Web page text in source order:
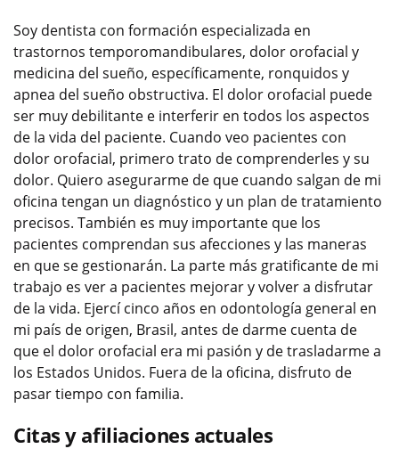
Soy dentista con formación especializada en
trastornos temporomandibulares, dolor orofacial y
medicina del sueño, específicamente, ronquidos y
apnea del sueño obstructiva. El dolor orofacial puede
ser muy debilitante e interferir en todos los aspectos
de la vida del paciente. Cuando veo pacientes con
dolor orofacial, primero trato de comprenderles y su
dolor. Quiero asegurarme de que cuando salgan de mi
oficina tengan un diagnóstico y un plan de tratamiento
precisos. También es muy importante que los
pacientes comprendan sus afecciones y las maneras
en que se gestionarán. La parte más gratificante de mi
trabajo es ver a pacientes mejorar y volver a disfrutar
de la vida. Ejercí cinco años en odontología general en
mi país de origen, Brasil, antes de darme cuenta de
que el dolor orofacial era mi pasión y de trasladarme a
los Estados Unidos. Fuera de la oficina, disfruto de
pasar tiempo con familia.
Citas y afiliaciones actuales